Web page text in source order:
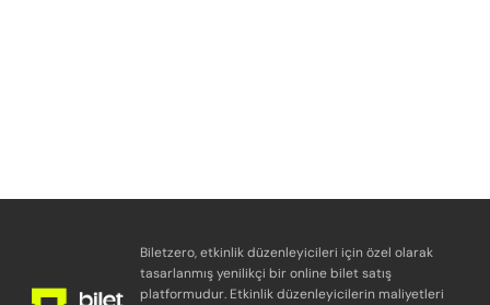
Biletzero, etkinlik düzenleyicileri için özel olarak
tasarlanmış yenilikçi bir online bilet satış
platformudur. Etkinlik düzenleyicilerin maliyetleri